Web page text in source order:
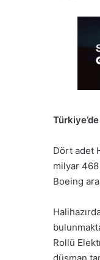
Dört adet
milyar
Boeing
Rollü